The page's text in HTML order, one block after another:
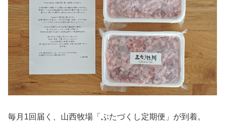
毎月1回届く、山西牧場「ぶたづくし定期便」が到着。